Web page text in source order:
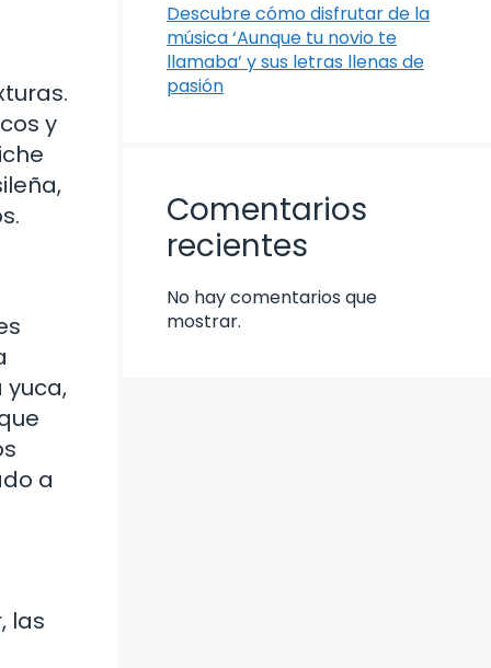
y
yuca,
a
las
Descubre cómo disfrutar de la
música ‘Aunque tu novio te
llamaba’ y sus letras llenas de
pasión
Comentarios
recientes
No hay comentarios que
mostrar.